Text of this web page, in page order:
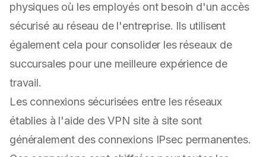
physiques où les employés ont besoin d'un accès
sécurisé au réseau de l'entreprise. Ils utilisent
également cela pour consolider les réseaux de
succursales pour une meilleure expérience de
travail.
Les connexions sécurisées entre les réseaux
établies à l'aide des VPN site à site sont
généralement des connexions IPsec permanentes.